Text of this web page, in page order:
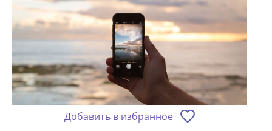
Добавить в избранное